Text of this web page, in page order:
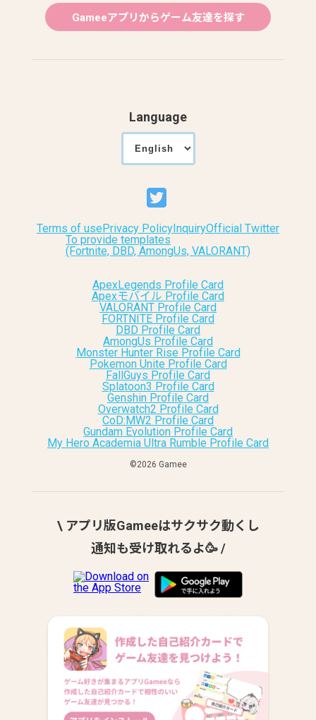
Gameeアプリからゲーム友達を探す
Language
Terms of usePrivacy Policy InquiryOfficial Twitter
To provide templates
(Fortnite, DBD, AmongUs, VALORANT)
ApexLegends Profile Card
Apexモバイル Profile Card
VALORANT Profile Card
FORTNITE Profile Card
DBD Profile Card
AmongUs Profile Card
Monster Hunter Rise Profile Card
Pokemon Unite Profile Card
FallGuys Profile Card
Splatoon3 Profile Card
Genshin Profile Card
Overwatch2 Profile Card
CoD:MW2 Profile Card
Gundam Evolution Profile Card
My Hero Academia Ultra Rumble Profile Card
©︎2026 Gamee
\ アプリ版Gameeはサクサク動くし
通知も受け取れるよ🥳 /